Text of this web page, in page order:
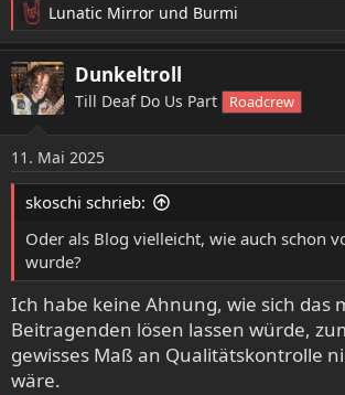
R
e
a
k
t
o
n
e
n
Lunatic Mirror und Burmi
Dunkeltroll
Till Deaf Do Us Part Roadcrew
11. Mai 2025
skoschi schrieb:
Oder als Blog vielleicht, wie auch schon
wurde?
Ich habe keine Ahnung, wie sich das
Beitragenden lösen lassen würde,
gewisses Maß an Qualitätskontrolle
wäre.